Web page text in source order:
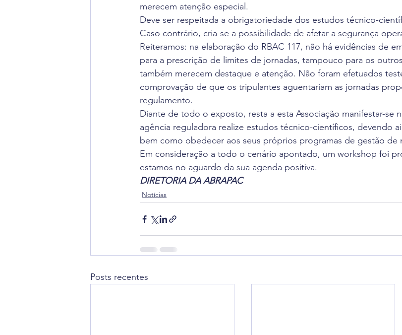
merecem atenção especial.
Deve ser respeitada a obrigatoriedade dos estudos técnico-
Caso contrário, cria-se a possibilidade de afetar a segurança
Reiteramos: na elaboração do RBAC 117, não há evidências de
para a prescrição de limites de jornadas, tampouco para os
também merecem destaque e atenção. Não foram efetuados
comprovação de que os tripulantes aguentariam as jornadas
regulamento.
Diante de todo o exposto, resta a esta Associação manifestar-se
agência reguladora realize estudos técnico-científicos, devendo
bem como obedecer aos seus próprios programas de gestão de
Em consideração a todo o cenário apontado, um workshop foi
estamos no aguardo da sua agenda positiva.
DIRETORIA DA ABRAPAC
Notícias
Posts recentes